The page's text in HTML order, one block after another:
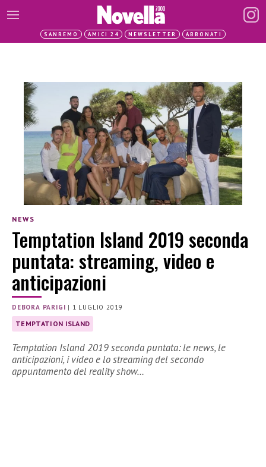
SANREMO AMICI 24 NEWSLETTER ABBONATI
NEWS
Temptation Island 2019 seconda
puntata: streaming, video e
anticipazioni
DEBORA PARIGI | 1 LUGLIO 2019
TEMPTATION ISLAND
Temptation Island 2019 seconda puntata: le news, le
anticipazioni, i video e lo streaming del secondo
appuntamento del reality show…